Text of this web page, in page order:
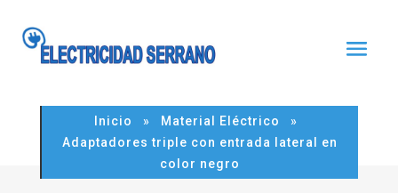
Noticia
Inicio » Material Eléctrico
»
Adaptadores triple con entrada lateral en
color negro